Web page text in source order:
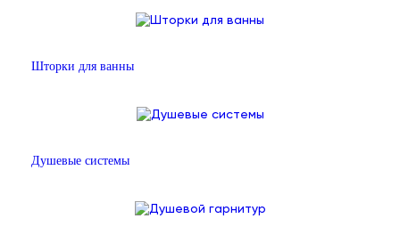
Шторки для ванны
Душевые системы